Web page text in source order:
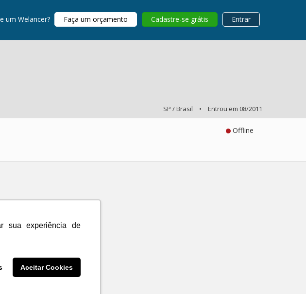
sua experiência de
Aceitar Cookies
um Welancer? Faça um orçamento Cadastre-se grátis Entrar
SP / Brasil • Entrou em 08/2011
Offline